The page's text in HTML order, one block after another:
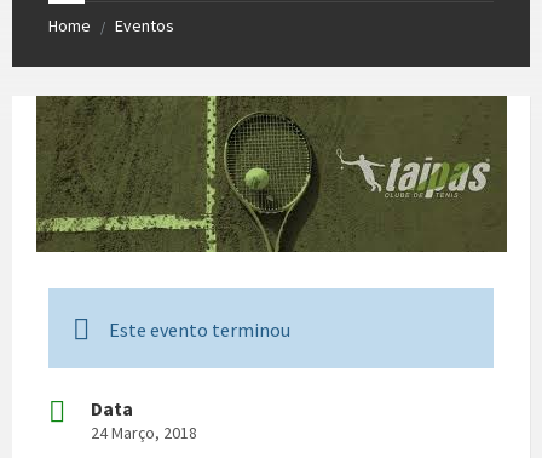
Home / Eventos
Este evento terminou
Data
24 Março, 2018